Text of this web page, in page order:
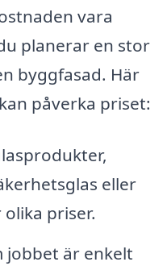
vara
planerar en stor
byggfasad. Här
påverka priset:
eller
priser.
jobbet är enkelt